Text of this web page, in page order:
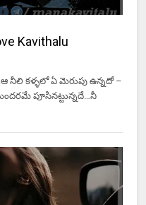
Kavithalu
నీలి కళ్ళలో ఏ మెరుపు ఉన్నదో –
పూసినట్టున్నదే…నీ